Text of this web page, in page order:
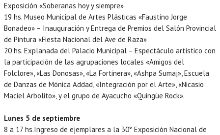
Exposición «Soberanas hoy y siempre»
19 hs. Museo Municipal de Artes Plásticas «Faustino Jorge
Bonadeo» – Inauguración y Entrega de Premios del Salón Provincial
de Pintura «Fiesta Nacional del Ave de Raza»
20 hs. Explanada del Palacio Municipal – Espectáculo artístico con
la participación de las agrupaciones locales «Amigos del
Folclore», «Las Donosas», «La Fortinera», «Ashpa Sumaj», Escuela
de Danzas de Mónica Addad, «Integración por el Arte», «Nicasio
Maciel Arbolito», y el grupo de Ayacucho «Quingüe Rock».
Lunes 5 de septiembre
8 a 17 hs.Ingreso de ejemplares a la 30° Exposición Nacional de